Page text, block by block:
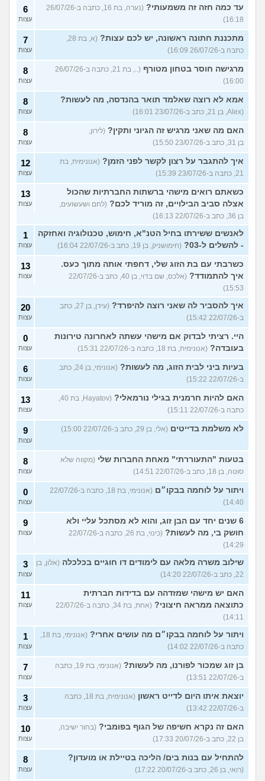
עד כמה חזה זה משמעותי?
(נערה, בת 16, כתבה ב-26/07/26
16:18)
6
עצות
מתכננת חתונה ראשונה, יש לכם עצות?
(א, בת 28,
כתבה ב-26/07/26 16:09)
7
עצות
מרגישה חוסר בטחון מטורף
(.., בת 21, כתבה ב-26/07/26
16:00)
8
עצות
אמא לא רוצה שאלמד תואר בהנדסה, מה לעשות?
(Alex, בן 21, כתב ב-23/07/26 16:01)
8
עצות
האם מה שאני מרגיש זה הגיוני ותקין? (לירון,
בן 31, כתב ב-23/07/26 15:50)
8
עצות
איך להתגבר על רצון לקשר לפני הזמן? (אנונימית, בת
21, כתבה ב-23/07/26 15:39)
12
עצות
כשאתם רואים מישהי ברשתות החברתיות שהכול
אצלה סביב הבילויים, זה מוריד לכם? (לחם ושעשועים,
בן 36, כתב ב-22/07/26 16:13)
13
עצות
לאנשים ששירתו בחיל הטנ"א, חימוש, טכנולוגיה ואחזקה
- להשלים ל-03?
(חימושניק, בן 19, כתב ב-22/07/26 16:04)
1
עצות
כשרבתי עם בת הזוג שלי, דחפתי אותה מתוך כעס.
איך להתמודד?
(אלכס, שם בדוי, בן 40, כתב ב-22/07/26
15:53)
13
עצות
איך להסביר לה שאני רוצה להיפרד?
(עידן, בן 27, כתב
ב-22/07/26 15:42)
20
עצות
היי. רציתי לבדוק אם מישהי עשתה לאחרונה טירונות
בעובדה? (אנונימית, בת 18, כתבה ב-22/07/26 15:31)
0
עצות
בעיות ביני לבית הזוג, מה לעשות?
(אנונימי, בן 24, כתב
ב-22/07/26 15:22)
6
עצות
האם להיות חרמנית בגילי נורמאלי?
(Hayatov, בת 40,
כתבה ב-22/07/26 15:11)
13
עצות
לא משלמת בדייטים (אלי, בן 29, כתב ב-22/07/26 15:00) 9
עצות
בטעות "התעוררתי" מאחת החברות שלי (מקווה שלא
סוטה, בן 18, כתב ב-22/07/26 14:51)
8
עצות
ויתור על לוחמה בבקו״ם
(אנונימי, בת 18, כתבה ב-22/07/26
14:40)
0
עצות
6 שנים יחד עם הבן זוג, והוא לא מסתכל עליי ולא
חושק בי, מה לעשות?
(כינוי, בת 26, כתבה ב-22/07/26
14:29)
9
עצות
שילוב משרה מלאה עם לימודים דו חוגיים בכלכלה (אלון, בן
22, כתב ב-22/07/26 14:20)
3
עצות
האם יש מישהי שמזדהה עם בדידות חברתית
כתוצאה ממראה חיצוני?
(אחת, בת 34, כתבה ב-22/07/26
14:11)
11
עצות
ויתור על לוחמה בבקו״ם מה עושים אחרי?
(אנונימי, בת 18,
כתבה ב-22/07/26 14:02)
1
עצות
בן זוג שמכור לפורנו, מה לעשות?
(אנונימי, בת 19, כתבה
ב-22/07/26 13:51)
7
עצות
יוצאת איתו היום לדייט ראשון
(אנונימית, בת 18, כתבה
ב-22/07/26 13:42)
3
עצות
האם זה נקרא חשיפה של הגוף בפומבי? (בחור ישיבה,
בן 22, כתב ב-20/07/26 17:33)
10
עצות
להתחיל עם בנות בים/ הליכה בטיילת או מועדון?
(רואי, בן 26, כתב ב-20/07/26 17:22)
8
עצות